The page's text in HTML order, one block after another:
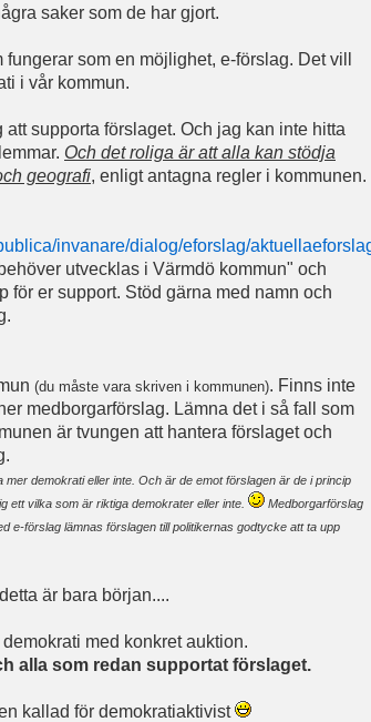
saker som de har gjort.
som en möjlighet, e-förslag. Det vill
i vår kommun.
supporta förslaget. Och jag kan inte hitta
Och det roliga är att alla kan stödja
geografi, enligt antagna regler i kommunen.
invanare/dialog/eforslag/
utvecklas i Värmdö kommun" och
för er support. Stöd gärna med namn och
(du måste vara skriven i kommunen). Finns inte
medborgarförslag. Lämna det i så fall som
är tvungen att hantera förslaget och
demokrati eller inte. Och är de emot förslagen är de i princip
ett vilka som är riktiga demokrater eller inte.
Medborgarförslag
e-förslag lämnas förslagen till politikernas godtycke att ta upp
är bara början....
med konkret auktion.
alla som redan supportat förslaget.
kallad för demokratiaktivist